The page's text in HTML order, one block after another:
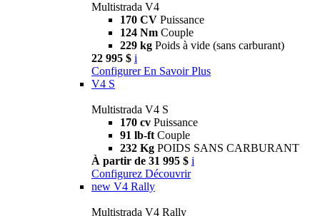
Multistrada V4
170 CV Puissance
124 Nm Couple
229 kg Poids à vide (sans carburant)
22 995 $ i
Configurer En Savoir Plus
V4 S
Multistrada V4 S
170 cv Puissance
91 lb-ft Couple
232 Kg POIDS SANS CARBURANT
À partir de 31 995 $ i
Configurez Découvrir
new V4 Rally
Multistrada V4 Rally